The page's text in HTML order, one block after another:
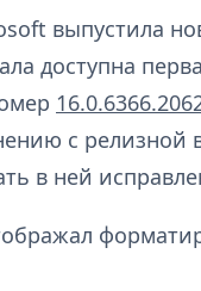
выпустила
доступна
с релизной
в ней